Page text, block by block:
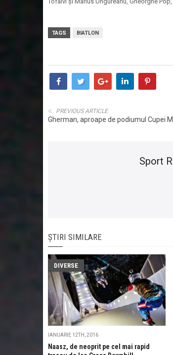
TAGS BIATLON
PREVIOUS ARTICLE
Gherman, aproape de podiumul Cupei
Sport
ȘTIRI SIMILARE
DIVERSE
IANUARIE 12TH, 2016
Naasz, de neoprit pe cel mai rapid